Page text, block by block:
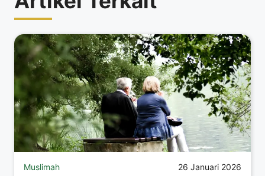
Muslimah 26 Januari 2026